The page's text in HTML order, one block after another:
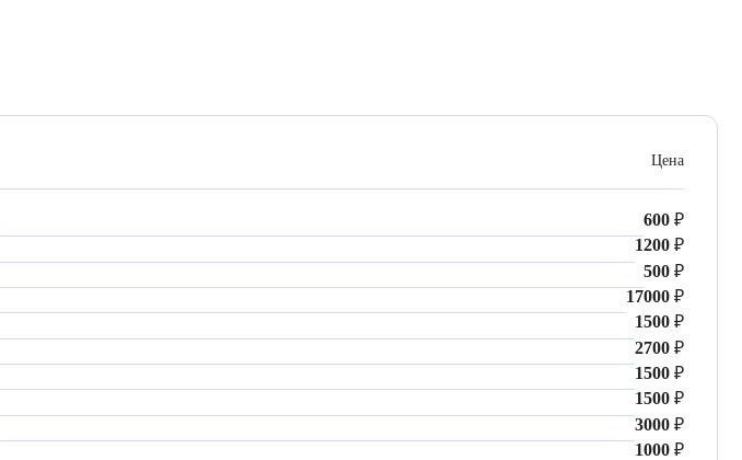
Цена
600 ₽
1200 ₽
500 ₽
17000 ₽
1500 ₽
2700 ₽
1500 ₽
1500 ₽
3000 ₽
1000 ₽